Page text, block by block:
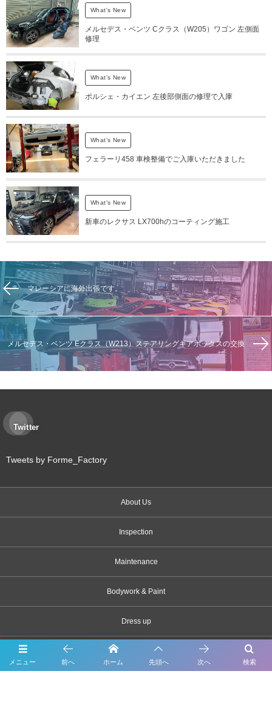
What's New
メルセデス・ベンツ Cクラス（W205）ワゴン 左側面
修理
What's New
ポルシェ・カイエン 左後部側面の修理で入庫
What's New
フェラーリ458 車検整備でご入庫いただきました
What's New
新車のレクサス LX700hのコーティング施工
マレーシアに海外出張です。
メルセデス・ベンツ Eクラス（W213）ステアリングギアボックスの交換
Twitter
Tweets by Forme_Factory
About Us
Inspection
Maintenance
Bodywork & Paint
Dress up
Body coating
メニュー 検索
前へ ホーム 先頭へ 次へ